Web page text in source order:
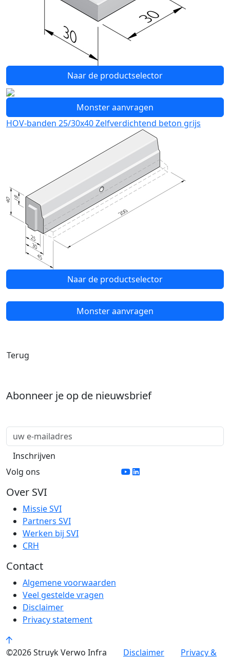
Naar de productselector
Monster aanvragen
HOV-banden 25/30x40 Zelfverdichtend beton grijs
Naar de productselector
Monster aanvragen
Terug
Abonneer je op de nieuwsbrief
Volg ons
Over SVI
Missie SVI
Partners SVI
Werken bij SVI
CRH
Contact
Algemene voorwaarden
Veel gestelde vragen
Disclaimer
Privacy statement
©2026 Struyk Verwo Infra Disclaimer Privacy &